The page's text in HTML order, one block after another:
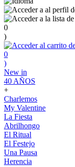
0
)
0
)
New in
40 AÑOS
+
Charlemos
My Valentine
La Fiesta
Abrilhongo
El Ritual
El Festejo
Una Pausa
Herencia